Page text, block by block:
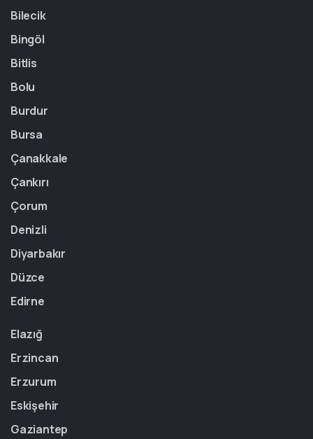
Bilecik
Bingöl
Bitlis
Bolu
Burdur
Bursa
Çanakkale
Çankırı
Çorum
Denizli
Diyarbakır
Düzce
Edirne
Elazığ
Erzincan
Erzurum
Eskişehir
Gaziantep